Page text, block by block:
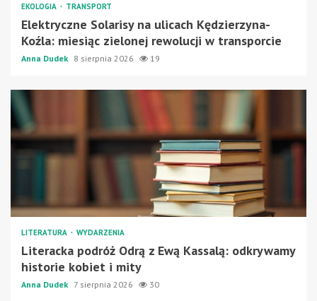
EKOLOGIA TRANSPORT
Elektryczne Solarisy na ulicach Kędzierzyna-
Koźla: miesiąc zielonej rewolucji w transporcie
Anna Dudek 8 sierpnia 2026 19
LITERATURA WYDARZENIA
Literacka podróż Odrą z Ewą Kassalą: odkrywamy
historie kobiet i mity
Anna Dudek 7 sierpnia 2026 30